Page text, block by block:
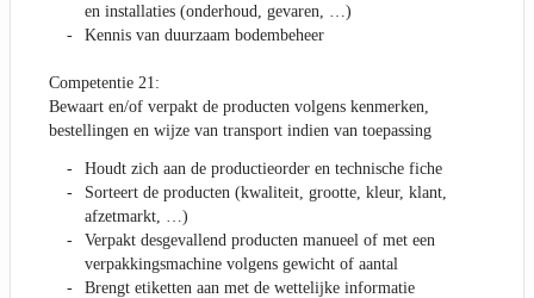
en installaties (onderhoud, gevaren, …)
Kennis van duurzaam bodembeheer
Competentie 21:
Bewaart en/of verpakt de producten volgens kenmerken,
bestellingen en wijze van transport indien van toepassing
Houdt zich aan de productieorder en technische fiche
Sorteert de producten (kwaliteit, grootte, kleur, klant,
afzetmarkt, …)
Verpakt desgevallend producten manueel of met een
verpakkingsmachine volgens gewicht of aantal
Brengt etiketten aan met de wettelijke informatie